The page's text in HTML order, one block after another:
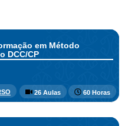
em Método
DCC/CP
26 Aulas 60 Horas